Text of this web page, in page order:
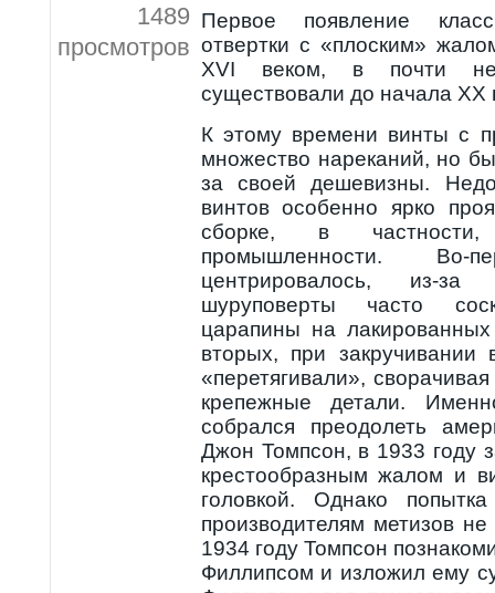
Первое появление
отвертки с «плоским»
XVI веком, в почти
существовали до начала XX
К этому времени винты с
множество нареканий, но
за своей дешевизны.
винтов особенно ярко
сборке, в
промышленности.
центрировалось, из-за
шуруповерты часто
царапины на
вторых, при
«перетягивали»,
крепежные детали.
собрался преодолеть
Джон Томпсон, в 1933 году
крестообразным жалом и
головкой. Однако
производителям метизов
1934 году Томпсон
Филлипсом и изложил ему
1489
просмотров